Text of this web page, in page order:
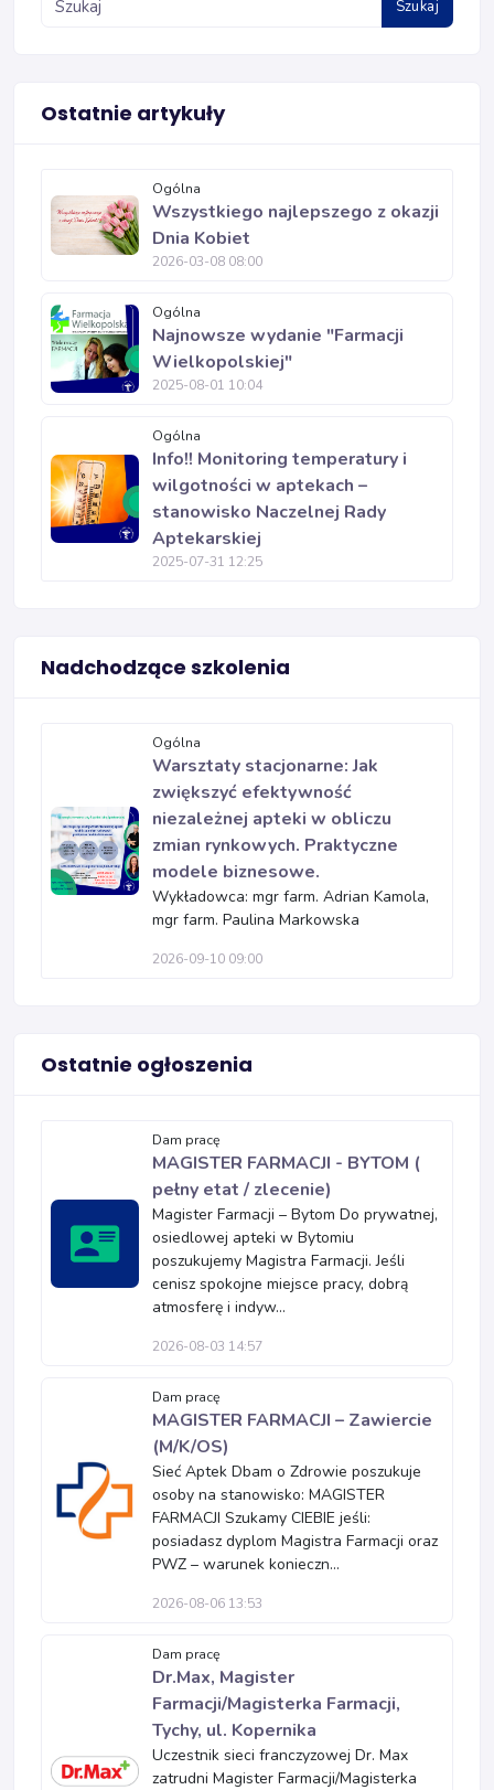
Szukaj
Ostatnie artykuły
Ogólna
Wszystkiego najlepszego z okazji
Dnia Kobiet
2026-03-08 08:00
Ogólna
Najnowsze wydanie "Farmacji
Wielkopolskiej"
2025-08-01 10:04
Ogólna
Info!! Monitoring temperatury i
wilgotności w aptekach –
stanowisko Naczelnej Rady
Aptekarskiej
2025-07-31 12:25
Nadchodzące szkolenia
Ogólna
Warsztaty stacjonarne: Jak
zwiększyć efektywność
niezależnej apteki w obliczu
zmian rynkowych. Praktyczne
modele biznesowe.
Wykładowca: mgr farm. Adrian Kamola,
mgr farm. Paulina Markowska
2026-09-10 09:00
Ostatnie ogłoszenia
Dam pracę
MAGISTER FARMACJI - BYTOM (
pełny etat / zlecenie)
Magister Farmacji – Bytom Do prywatnej,
osiedlowej apteki w Bytomiu
poszukujemy Magistra Farmacji. Jeśli
cenisz spokojne miejsce pracy, dobrą
atmosferę i indyw...
2026-08-03 14:57
Dam pracę
MAGISTER FARMACJI – Zawiercie
(M/K/OS)
Sieć Aptek Dbam o Zdrowie poszukuje
osoby na stanowisko: MAGISTER
FARMACJI Szukamy CIEBIE jeśli:
posiadasz dyplom Magistra Farmacji oraz
PWZ – warunek konieczn...
2026-08-06 13:53
Dam pracę
Dr.Max, Magister
Farmacji/Magisterka Farmacji,
Tychy, ul. Kopernika
Uczestnik sieci franczyzowej Dr. Max
zatrudni Magister Farmacji/Magisterka